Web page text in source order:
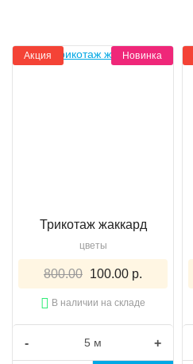
Акция Новинка
Трикотаж жаккард
цветы
800.00 100.00 р.
В наличии на складе
- +